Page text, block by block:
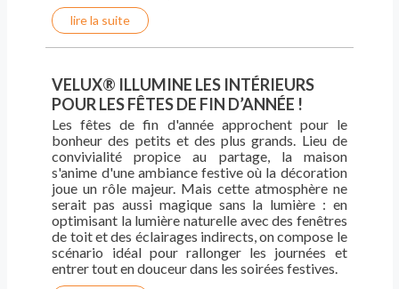
lire la suite
VELUX® ILLUMINE LES INTÉRIEURS
POUR LES FÊTES DE FIN D’ANNÉE !
Les fêtes de fin d'année approchent pour le
bonheur des petits et des plus grands. Lieu de
convivialité propice au partage, la maison
s'anime d'une ambiance festive où la décoration
joue un rôle majeur. Mais cette atmosphère ne
serait pas aussi magique sans la lumière : en
optimisant la lumière naturelle avec des fenêtres
de toit et des éclairages indirects, on compose le
scénario idéal pour rallonger les journées et
entrer tout en douceur dans les soirées festives.